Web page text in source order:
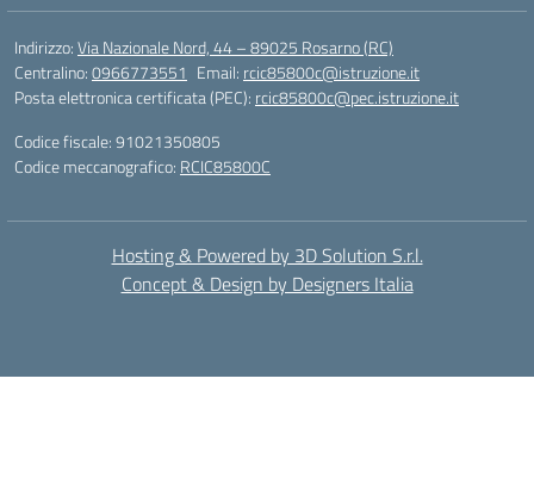
Indirizzo:Via Nazionale Nord, 44 – 89025 Rosarno (RC)
Centralino:0966773551 Email: rcic85800c@istruzione.it
Posta elettronica certificata (PEC): rcic85800c@pec.istruzione.it
Codice fiscale: 91021350805
Codice meccanografico: RCIC85800C
Hosting & Powered by 3D Solution S.r.l.
Concept & Design by Designers Italia